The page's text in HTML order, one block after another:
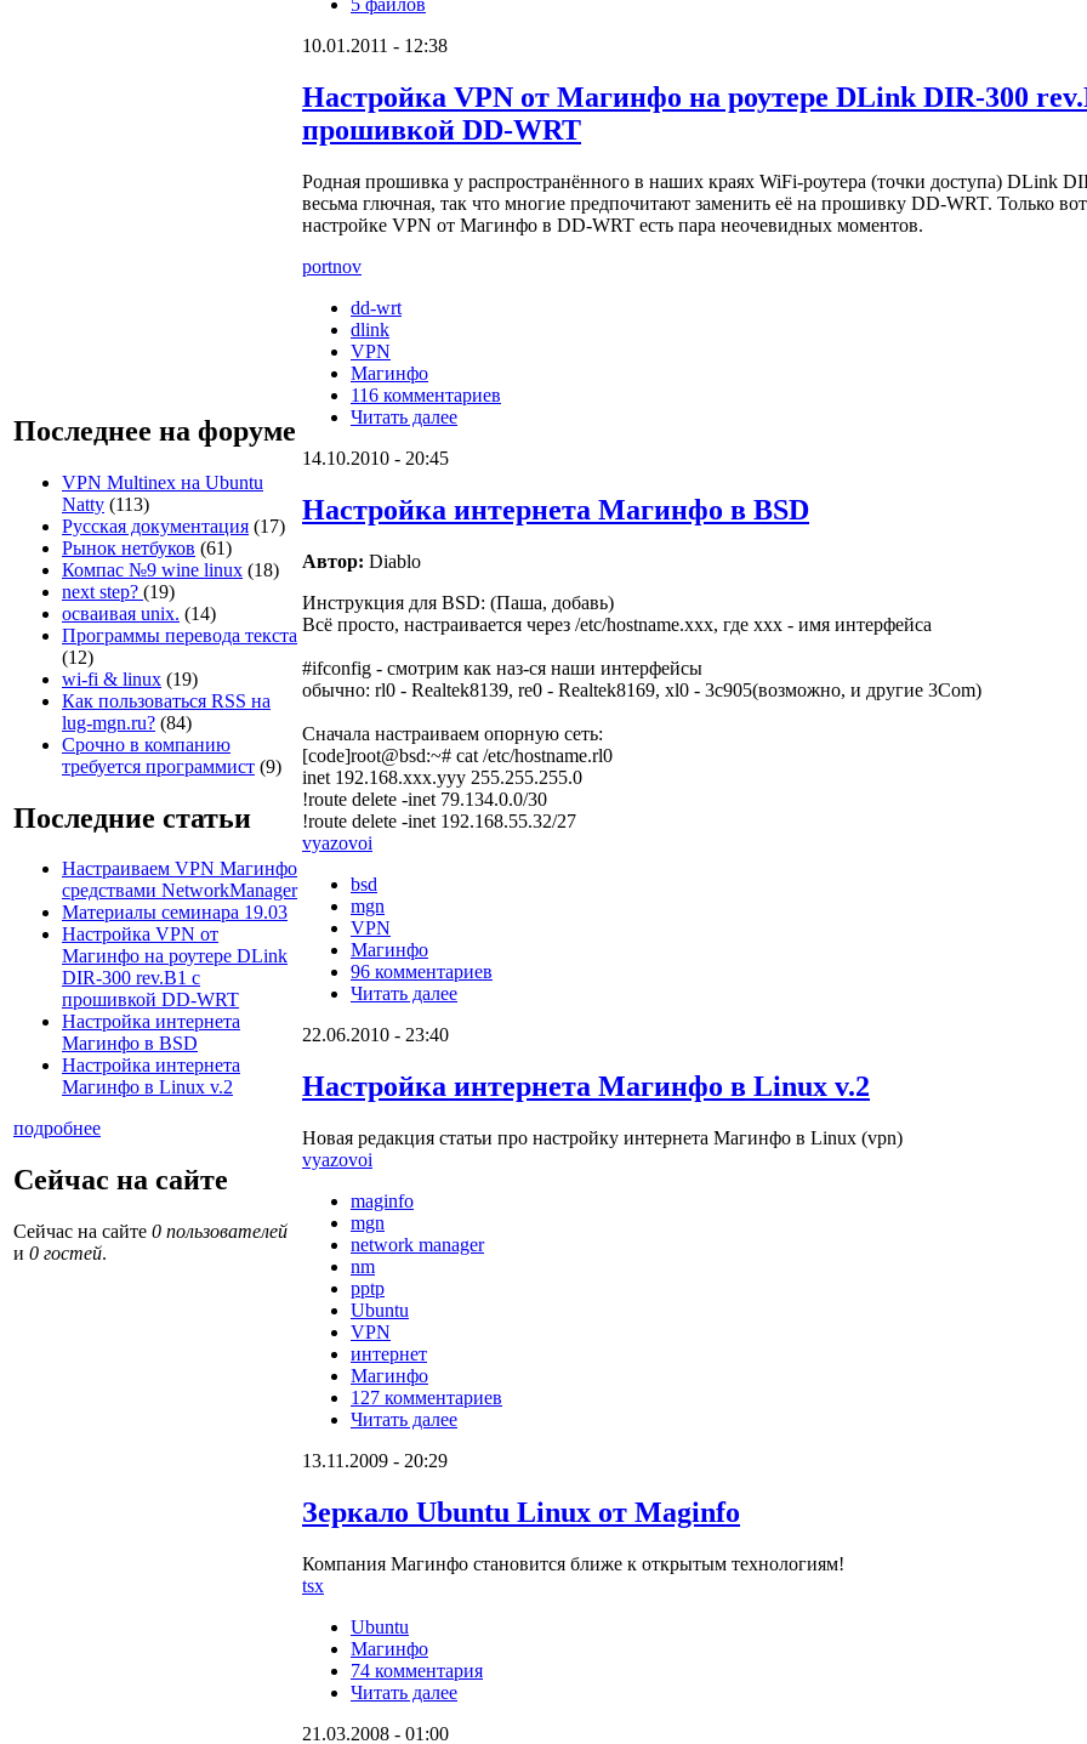
Последнее на форуме
VPN Multinex на Ubuntu
Natty (113)
Русская документация (17)
Рынок нетбуков (61)
Компас №9 wine linux (18)
next step? (19)
осваивая unix. (14)
Программы перевода текста
(12)
wi-fi & linux (19)
Как пользоваться RSS на
lug-mgn.ru? (84)
Срочно в компанию
требуется программист (9)
Последние статьи
Настраиваем VPN Магинфо
средствами NetworkManager
Материалы семинара 19.03
Настройка VPN от
Магинфо на роутере DLink
DIR-300 rev.B1 с
прошивкой DD-WRT
Настройка интернета
Магинфо в BSD
Настройка интернета
Магинфо в Linux v.2
подробнее
Сейчас на сайте
Сейчас на сайте 0 пользователей
и 0 гостей.
5 файлов
10.01.2011 - 12:38
Настройка VPN от Магинфо на роутере DLink DIR-300
прошивкой DD-WRT
Родная прошивка у распространённого в наших краях WiFi-роутера (точки доступа) DLink
весьма глючная, так что многие предпочитают заменить её на прошивку DD-WRT. Только
настройке VPN от Магинфо в DD-WRT есть пара неочевидных моментов.
portnov
dd-wrt
dlink
VPN
Магинфо
116 комментариев
Читать далее
14.10.2010 - 20:45
Настройка интернета Магинфо в BSD
Автор: Diablo
Инструкция для BSD: (Паша, добавь)
Всё просто, настраивается через /etc/hostname.xxx, где xxx - имя интерфейса
#ifconfig - смотрим как наз-ся наши интерфейсы
обычно: rl0 - Realtek8139, re0 - Realtek8169, xl0 - 3c905(возможно, и другие 3Com)
Сначала настраиваем опорную сеть:
[code]root@bsd:~# cat /etc/hostname.rl0
inet 192.168.xxx.yyy 255.255.255.0
!route delete -inet 79.134.0.0/30
!route delete -inet 192.168.55.32/27
vyazovoi
bsd
mgn
VPN
Магинфо
96 комментариев
Читать далее
22.06.2010 - 23:40
Настройка интернета Магинфо в Linux v.2
Новая редакция статьи про настройку интернета Магинфо в Linux (vpn)
vyazovoi
maginfo
mgn
network manager
nm
pptp
Ubuntu
VPN
интернет
Магинфо
127 комментариев
Читать далее
13.11.2009 - 20:29
Зеркало Ubuntu Linux от Maginfo
Компания Магинфо становится ближе к открытым технологиям!
tsx
Ubuntu
Магинфо
74 комментария
Читать далее
21.03.2008 - 01:00